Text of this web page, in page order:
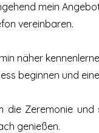
mein
vereinbaren.
näher
beginnen und
Zeremonie
genießen.